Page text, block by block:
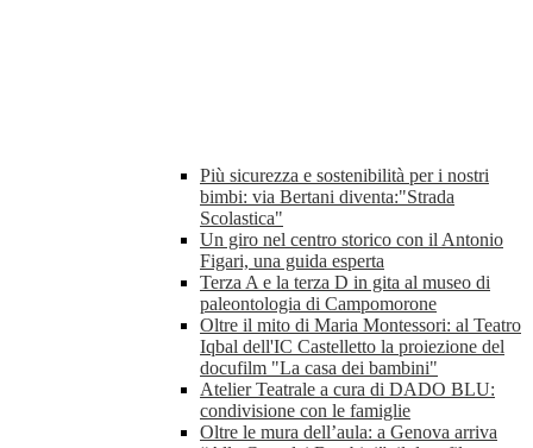
Più sicurezza e sostenibilità per i nostri
bimbi: via Bertani diventa:"Strada
Scolastica"
Un giro nel centro storico con il Antonio
Figari, una guida esperta
Terza A e la terza D in gita al museo di
paleontologia di Campomorone
Oltre il mito di Maria Montessori: al Teatro
Iqbal dell'IC Castelletto la proiezione del
docufilm "La casa dei bambini"
Atelier Teatrale a cura di DADO BLU:
condivisione con le famiglie
Oltre le mura dell’aula: a Genova arriva